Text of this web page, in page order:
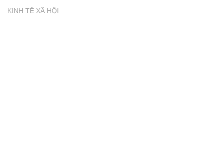
KINH TẾ XÃ HỘI